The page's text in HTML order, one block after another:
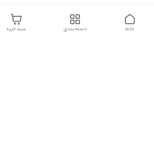
سبد خرید دسته‌بندی خانه